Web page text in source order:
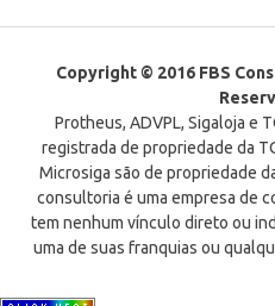
Copyright © 2016 FBS
Protheus, ADVPL, Sigaloja e
registrada de propriedade da
Microsiga são de propriedade
consultoria é uma empresa de
tem nenhum vínculo direto ou
uma de suas franquias ou